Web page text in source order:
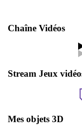
Chaîne Vidéos
Stream Jeux
Mes objets 3D